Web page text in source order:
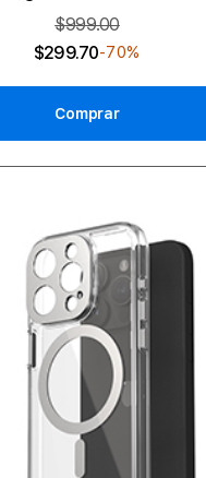
$999.00
$299.70-70%
Comprar